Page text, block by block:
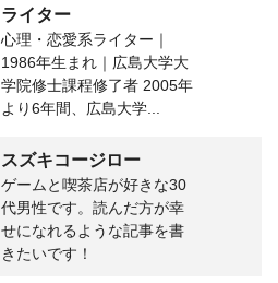
ライター
心理・恋愛系ライター｜
1986年生まれ｜広島大学大
学院修士課程修了者 2005年
より6年間、広島大学...
スズキコージロー
ゲームと喫茶店が好きな30
代男性です。読んだ方が幸
せになれるような記事を書
きたいです！